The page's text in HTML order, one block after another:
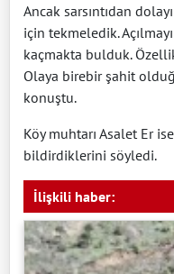
Ancak sarsıntıdan
için tekmeledik.
kaçmakta bulduk.
Olaya birebir şahit
konuştu.
Köy muhtarı Asalet Er
bildirdiklerini söyledi.
İlişkili haber: